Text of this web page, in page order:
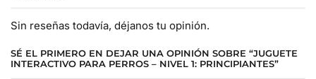
Sin reseñas todavía, déjanos tu opinión.
SÉ EL PRIMERO EN DEJAR UNA OPINIÓN SOBRE “JUGUETE
INTERACTIVO PARA PERROS – NIVEL 1: PRINCIPIANTES”